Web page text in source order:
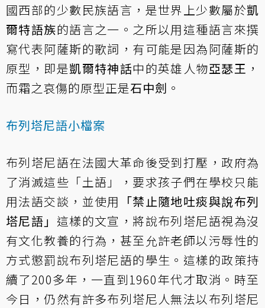
國西部的少數民族語言，是世界上少數屬於凱
爾特語族的語言之一。之所以用這種語言來撰
寫代表阿薩斯的歌詞，有可能是因為阿薩斯的
原型，即是凱爾特神話中的英雄人物亞瑟王 ，
而霜之哀傷的原型正是石中劍 。
布列塔尼語小檔案
布列塔尼語在法國大革命後受到打壓，政府為
了消滅這些「土語」，要求孩子們在學校只能
用法語交談，並使用 「禁止隨地吐痰與說布列
塔尼語」 這樣的文宣，將說布列塔尼語視為沒
有文化教養的行為，甚至允許老師以污辱性的
方式懲罰說布列塔尼語的學生。這樣的政策持
續了200多年，一直到1960年代才取消。時至
今日，仍然有許多布列塔尼人無法以布列塔尼